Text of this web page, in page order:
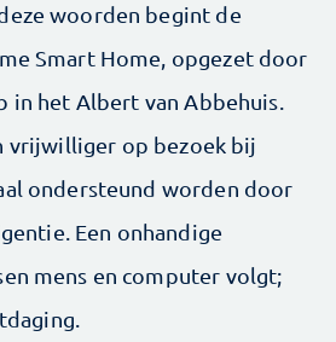
woorden begint de
Smart Home, opgezet door
in het Albert van Abbehuis.
vrijwilliger op bezoek bij
ondersteund worden door
Een onhandige
mens en computer volgt;